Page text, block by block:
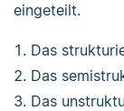
eingeteilt.
Das
Das
Das